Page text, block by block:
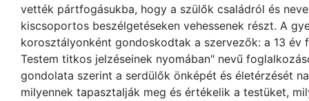
vették pártfogásukba, hogy a szülők családról és
kiscsoportos beszélgetéseken vehessenek részt. A
korosztályonként gondoskodtak a szervezők: a 13 év
Testem titkos jelzéseinek nyomában" nevű
gondolata szerint a serdülők önképét és életérzését
milyennek tapasztalják meg és értékelik a testüket,